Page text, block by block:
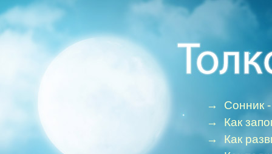
→ Сонник
→ Как
→ Как